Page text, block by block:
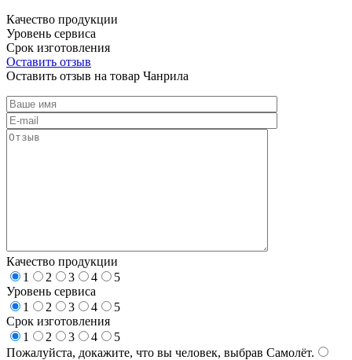
Качество продукции
Уровень сервиса
Срок изготовления
Оставить отзыв
Оставить отзыв на товар Чанрила
Качество продукции
1
2 3 4
5
Уровень сервиса
1
2 3 4
5
Срок изготовления
1
2 3 4
5
Пожалуйста, докажите, что вы человек, выбрав Самолёт.